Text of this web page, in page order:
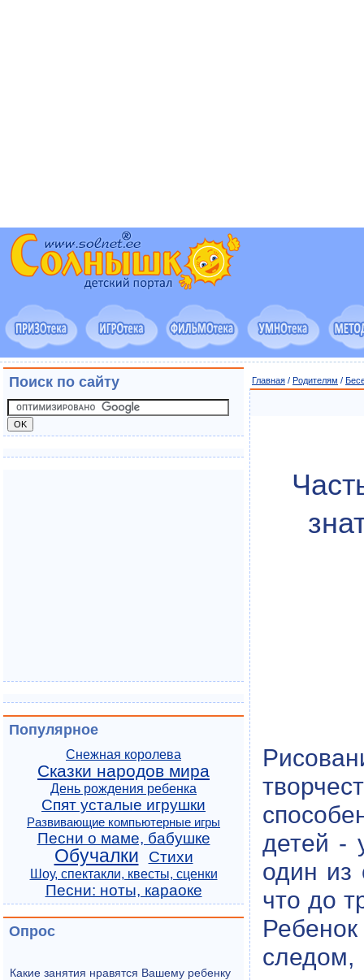
Главная / Родителям /
детей -
один из
что до
Поиск по сайту
Популярное
Снежная королева
Сказки народов мира
День рождения ребенка
Спят усталые игрушки
Развивающие компьютерные игры
Песни о маме, бабушке
Обучалки Стихи
Шоу, спектакли, квесты, сценки
Песни: ноты, караоке
Опрос
Какие занятия нравятся Вашему ребенку